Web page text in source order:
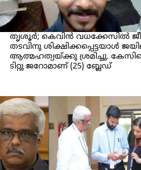
തൃശൂര്‍; കെവിന്‍ വധക്കേസില്‍
തടവിനു ശിക്ഷിക്കപ്പെട്ടയാള്‍
ആത്മഹത്യയ്ക്കു ശ്രമിച്ചു.
ടിറ്റു ജറോമാണ് (25) ബ്ലേഡ്